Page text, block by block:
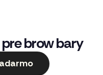
brow bary